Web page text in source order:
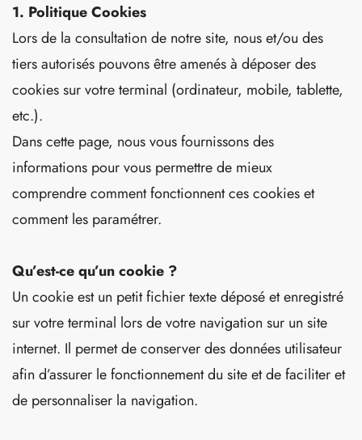
1. Politique Cookies
Lors de la consultation de notre site, nous et/ou des
tiers autorisés pouvons être amenés à déposer des
cookies sur votre terminal (ordinateur, mobile, tablette,
etc.).
Dans cette page, nous vous fournissons des
informations pour vous permettre de mieux
comprendre comment fonctionnent ces cookies et
comment les paramétrer.
Qu’est-ce qu’un cookie ?
Un cookie est un petit fichier texte déposé et enregistré
sur votre terminal lors de votre navigation sur un site
internet. Il permet de conserver des données utilisateur
afin d’assurer le fonctionnement du site et de faciliter et
de personnaliser la navigation.